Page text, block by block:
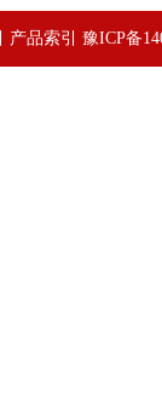
产品索引 豫ICP备